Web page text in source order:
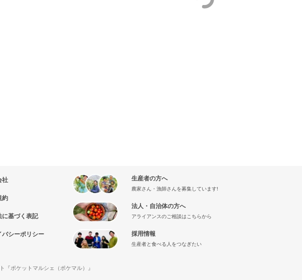
社
約
に基づく表記
バシーポリシー
生産者の方へ
農家さん・漁師さんを募集しています!
法人・自治体の方へ
アライアンスのご相談はこちらから
採用情報
生産者と食べる人をつなぎたい
『ポケットマルシェ（ポケマル）』